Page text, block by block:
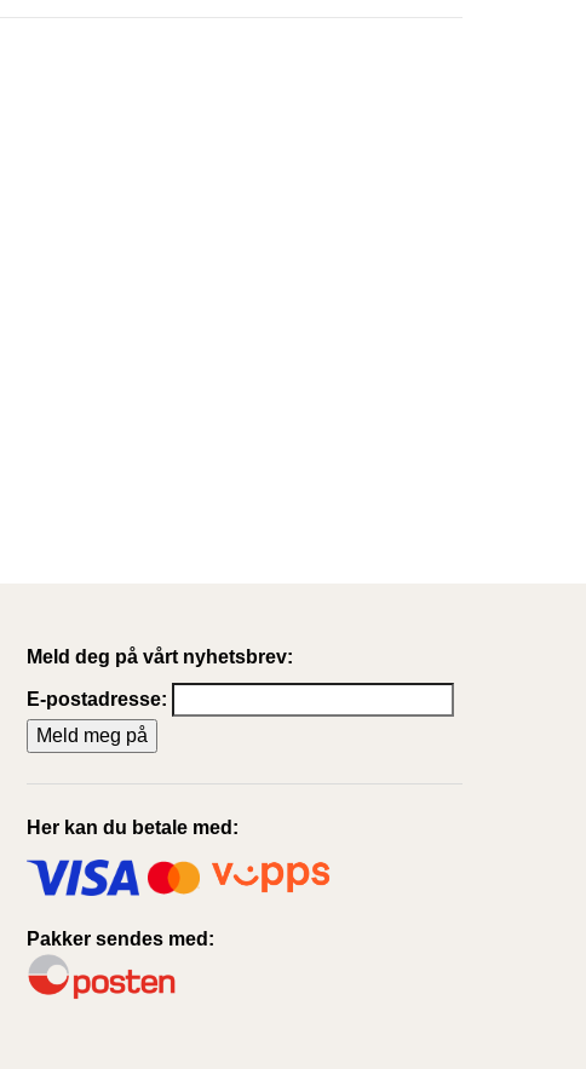
Meld deg på vårt nyhetsbrev:
E-postadresse:
Her kan du betale med:
Pakker sendes med: